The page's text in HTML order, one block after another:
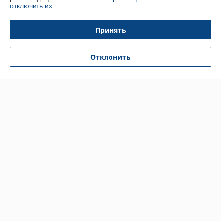
Контакты
Доставка и оплата
График работы
отключить их.
Принять
Отклонить